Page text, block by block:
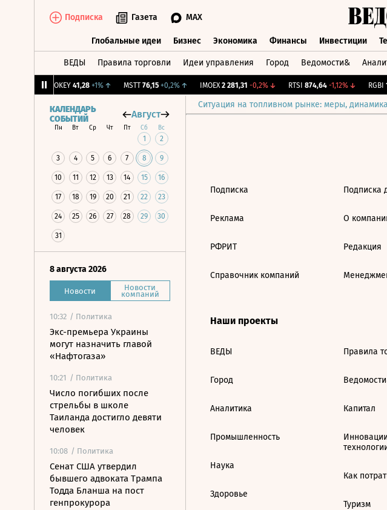
Подписка Газета MAX
Глобальные идеи Бизнес Экономика Финансы Инвестиции
ВЕДЫ Правила торговли Идеи управления Город Ведомости&
OKEY 41,28 +1%↑ MSTT 76,15 +0,2%↑ IMOEX 2 281,31 -0,2%↓ RTSI 874,64 -1,12%↓ RGBI
Ситуация на топливном рынке: меры,
КАЛЕНДАРЬ
СОБЫТИЙ
Август
Пн Вт Ср Чт Пт Сб Вс
1 2
3 4 5 6 7 8 9
10 11 12 13 14 15 16
17 18 19 20 21 22 23
24 25 26 27 28 29 30
31
8 августа 2026
Новости Новости
компаний
10:32 / Политика
Экс-премьера Украины
могут назначить главой
«Нафтогаза»
10:21 / Политика
Число погибших после
стрельбы в школе
Таиланда достигло девяти
человек
10:08 / Политика
Сенат США утвердил
бывшего адвоката Трампа
Тодда Бланша на пост
генпрокурора
Подписка
Реклама
РФРИТ
Справочник компаний
Подписка
О
Редакция
Наши проекты
ВЕДЫ
Город
Аналитика
Промышленность
Наука
Здоровье
Правила
Капитал
Как
Туризм